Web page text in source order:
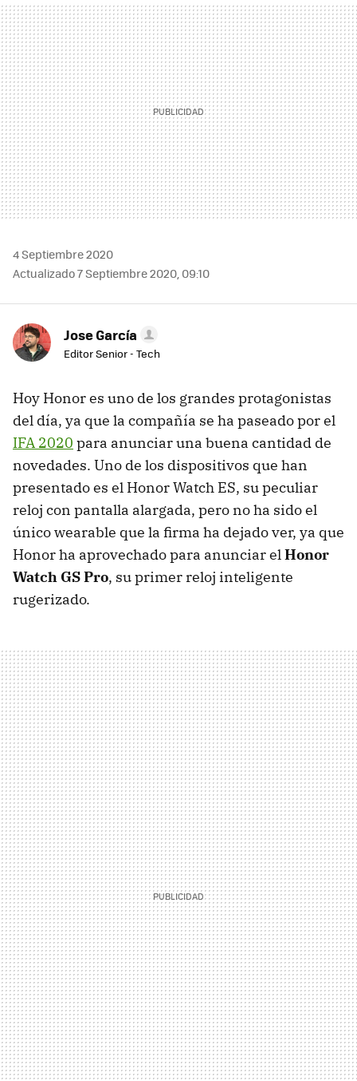
MAIL
4 Septiembre 2020
Actualizado 7 Septiembre 2020, 09:10
Jose García
Editor Senior - Tech
Hoy Honor es uno de los grandes protagonistas
del día, ya que la compañía se ha paseado por el
IFA 2020 para anunciar una buena cantidad de
novedades. Uno de los dispositivos que han
presentado es el Honor Watch ES, su peculiar
reloj con pantalla alargada, pero no ha sido el
único wearable que la firma ha dejado ver, ya que
Honor ha aprovechado para anunciar elHonor
Watch GS Pro, su primer reloj inteligente
rugerizado.